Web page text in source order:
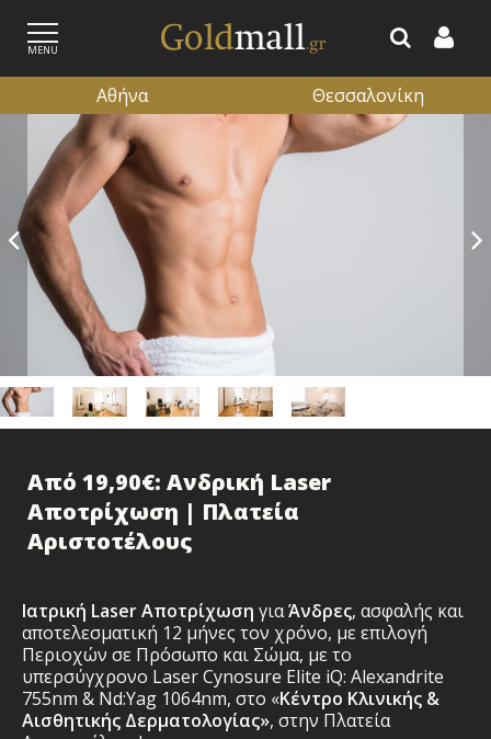
MENU
ΕΓΓΡΑΦΗ
Αθήνα Θεσσαλονίκη
Από 19,90€: Ανδρική Laser
Αποτρίχωση | Πλατεία
Αριστοτέλους
Ιατρική Laser Αποτρίχωση γιαΆνδρες, ασφαλής και
αποτελεσματική 12 μήνες τον χρόνο, με επιλογή
Περιοχών σε Πρόσωπο και Σώμα, με το
υπερσύγχρονο Laser Cynosure Elite iQ: Alexandrite
755nm & Nd:Yag 1064nm, στο «Κέντρο Κλινικής &
Αισθητικής Δερματολογίας», στην Πλατεία